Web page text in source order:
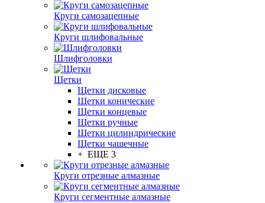
Круги самозацепные
Круги шлифовальные
Шлифголовки
Щетки
Щетки дисковые
Щетки конические
Щетки концевые
Щетки ручные
Щетки цилиндрические
Щетки чашечные
+ ЕЩЕ 3
Круги отрезные алмазные
Круги сегментные алмазные